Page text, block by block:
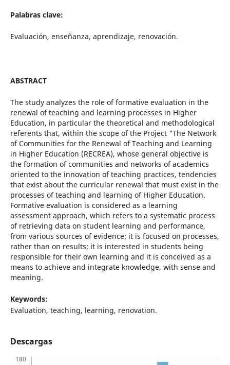
Palabras clave:
Evaluación, enseñanza, aprendizaje, renovación.
ABSTRACT
The study analyzes the role of formative evaluation in the
renewal of teaching and learning processes in Higher
Education, in particular the theoretical and methodological
referents that, within the scope of the Project "The Network
of Communities for the Renewal of Teaching and Learning
in Higher Education (RECREA), whose general objective is
the formation of communities and networks of academics
oriented to the innovation of teaching practices, tendencies
that exist about the curricular renewal that must exist in the
processes of teaching and learning of Higher Education.
Formative evaluation is considered as a learning
assessment approach, which refers to a systematic process
of retrieving data on student learning and performance,
from various sources of evidence; it is focused on processes,
rather than on results; it is interested in students being
responsible for their own learning and it is conceived as a
means to achieve and integrate knowledge, with sense and
meaning.
Keywords:
Evaluation, teaching, learning, renovation.
Descargas